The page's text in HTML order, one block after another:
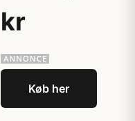
kr
Køb her